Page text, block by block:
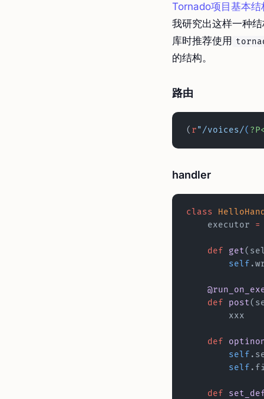
Tornado项目基本结
我研究出这样一种
库时推荐使用
的结构。
路由
( r"/voices/(
handler
class
    executor
=
    def
get
        self
    def
post
        xxx
    def
        self
        self
    def